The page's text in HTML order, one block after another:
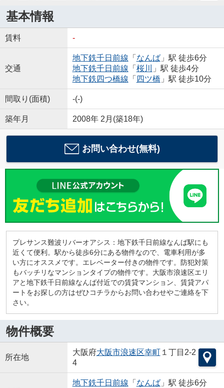
基本情報
賃料 -
交通
地下鉄千日前線 「 なんば」駅 徒歩6分
地下鉄千日前線 「 桜川
」駅 徒歩4分
地下鉄四つ橋線 「 四ツ橋 」駅 徒歩10分
間取り(面積) -(-)
築年月 2008年 2月(築18年)
お問い合わせ(無料)
プレサンス難波リバーオアシス：地下鉄千日前線なんば駅にも
近くて便利。駅から徒歩6分にある物件なので、電車利用が多
い方にオススメです。エレベーター付きの物件です。防犯対策
もバッチリなマンションタイプの物件です。大阪市浪速区エリ
アと地下鉄千日前線なんば付近での賃貸マンション、賃貸アパ
ートをお探しの方はぜひコチラからお問い合わせやご連絡を下
さい。
物件概要
所在地
大阪府大阪市浪速区幸町１丁目2-2
4
地下鉄千日前線 「 なんば」駅 徒歩6分